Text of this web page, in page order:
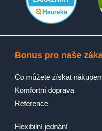
Bonus pro naše
Co můžete získat
Komfortní doprava
Reference
Flexibilní jednání